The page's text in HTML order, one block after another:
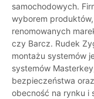
samochodowych.
wyborem
renomowanych
czy Barcz. Rudek
montażu systemów
systemów
bezpieczeństwa
obecność na rynku i